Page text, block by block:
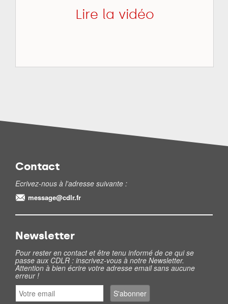
Lire la vidéo
Contact
Ecrivez-nous à l'adresse suivante :
message@cdlr.fr
Newsletter
Pour rester en contact et être tenu informé de ce qui se
passe aux CDLR : inscrivez-vous à notre Newsletter.
Attention à bien écrire votre adresse email sans aucune
erreur !